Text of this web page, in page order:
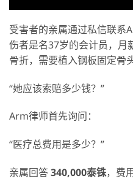
受害者的亲属通过私信联系
伤者是名37岁的会计员，月
骨折，需要植入钢板固定骨
“她应该索赔多少钱？”
Arm律师首先询问：
“医疗总费用是多少？”
亲属回答340,000泰铢，费